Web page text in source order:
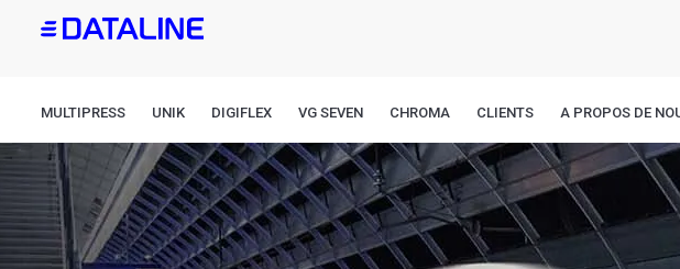
MULTIPRESS UNIK DIGIFLEX VG SEVEN CHROMA CLIENTS A PROPOS DE